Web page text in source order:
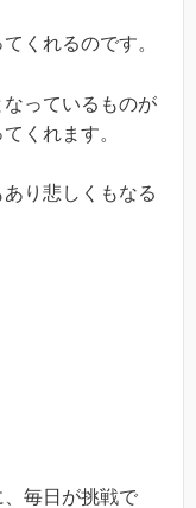
くれるのです。
っているものが
くれます。
り悲しくもなる
毎日が挑戦で